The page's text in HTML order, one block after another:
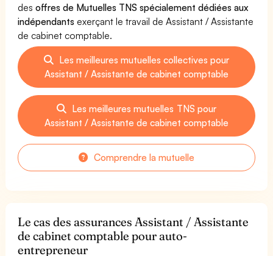
desoffres de Mutuelles TNS spécialement dédiées aux
indépendants exerçant le travail de Assistant / Assistante
de cabinet comptable.
Les meilleures mutuelles collectives pour
Assistant / Assistante de cabinet comptable
Les meilleures mutuelles TNS pour
Assistant / Assistante de cabinet comptable
Comprendre la mutuelle
Le cas des assurances Assistant / Assistante
de cabinet comptable pour auto-
entrepreneur